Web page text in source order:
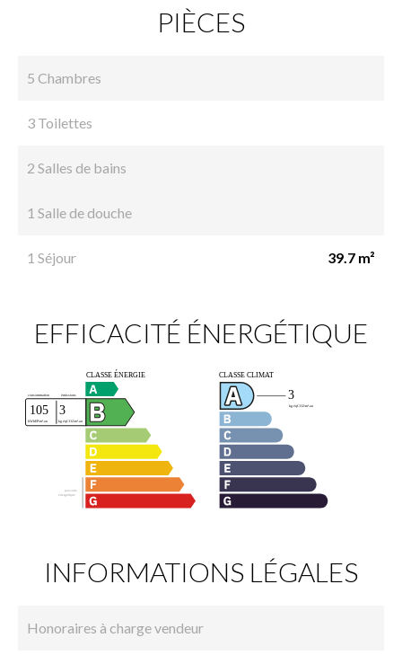
PIÈCES
5 Chambres
3 Toilettes
2 Salles de bains
1 Salle de douche
1 Séjour 39.7 m²
EFFICACITÉ ÉNERGÉTIQUE
INFORMATIONS LÉGALES
Honoraires à charge vendeur